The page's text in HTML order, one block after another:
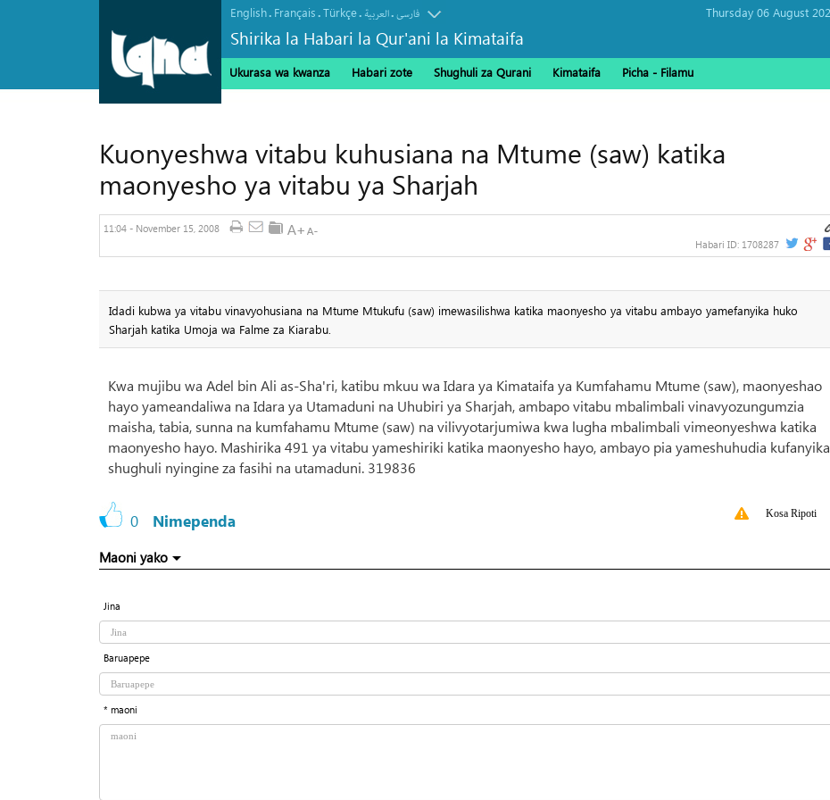
English. Français.Türkçe. العربیة.فارسی
Shirika la Habari la Qur'ani la Kimataifa
Ukurasa wa kwanza Habari zote Shughuli za Qurani Kimataifa Picha‎ - Filamu‎
Kuonyeshwa vitabu kuhusiana na Mtume (saw) katika
maonyesho ya vitabu ya Sharjah
11:04 - November 15, 2008
Habari ID: 1708287
Idadi kubwa ya vitabu vinavyohusiana na Mtume Mtukufu (saw) imewasilishwa katika maonyesho ya vitabu ambayo yamefanyika huko
Sharjah katika Umoja wa Falme za Kiarabu.
Kwa mujibu wa Adel bin Ali as-Sha'ri, katibu mkuu wa Idara ya Kimataifa ya Kumfahamu Mtume (saw), maonyeshao
hayo yameandaliwa na Idara ya Utamaduni na Uhubiri ya Sharjah, ambapo vitabu mbalimbali vinavyozungumzia
maisha, tabia, sunna na kumfahamu Mtume (saw) na vilivyotarjumiwa kwa lugha mbalimbali vimeonyeshwa katika
maonyesho hayo. Mashirika 491 ya vitabu yameshiriki katika maonyesho hayo, ambayo pia yameshuhudia kufanyika
shughuli nyingine za fasihi na utamaduni. 319836
0 Nimependa Kosa Ripoti
Maoni yako
Jina
Baruapepe
* maoni